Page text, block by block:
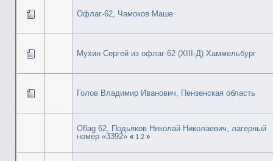
Офлаг-62, Чамоков Маше
Мухин Сергей из офлаг-62 (XIII-Д) Хаммельбург
Голов Владимир Иванович, Пензенская область
Oflag 62, Подьяков Николай Николаевич, лагерный
номер «3392» « 1 2»